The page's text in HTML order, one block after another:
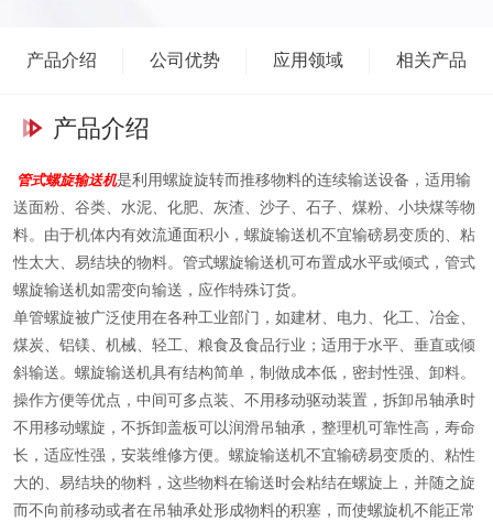
200毫米到500毫米，共有五种规格，长度从4米到70米，选型时符合
产品介绍 公司优势 应用领域 相关产品
产品介绍
管式螺旋输送机是利用螺旋旋转而推移物料的连续输送设备，适用输
送面粉、谷类、水泥、化肥、灰渣、沙子、石子、煤粉、小块煤等物
料。由于机体内有效流通面积小，螺旋输送机不宜输磅易变质的、粘
性太大、易结块的物料。管式螺旋输送机可布置成水平或倾式，管式
螺旋输送机如需变向输送，应作特殊订货。
单管螺旋被广泛使用在各种工业部门，如建材、电力、化工、冶金、
煤炭、铝镁、机械、轻工、粮食及食品行业；适用于水平、垂直或倾
斜输送。螺旋输送机具有结构简单，制做成本低，密封性强、卸料。
操作方便等优点，中间可多点装、不用移动驱动装置，拆卸吊轴承时
不用移动螺旋，不拆卸盖板可以润滑吊轴承，整理机可靠性高，寿命
长，适应性强，安装维修方便。螺旋输送机不宜输磅易变质的、粘性
大的、易结块的物料，这些物料在输送时会粘结在螺旋上，并随之旋
而不向前移动或者在吊轴承处形成物料的积塞，而使螺旋机不能正常